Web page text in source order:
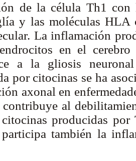
de la célula Th1 con
y las moléculas HLA
La inflamación
en el
a la gliosis
por citocinas se ha
axonal en
al
producidas
también la